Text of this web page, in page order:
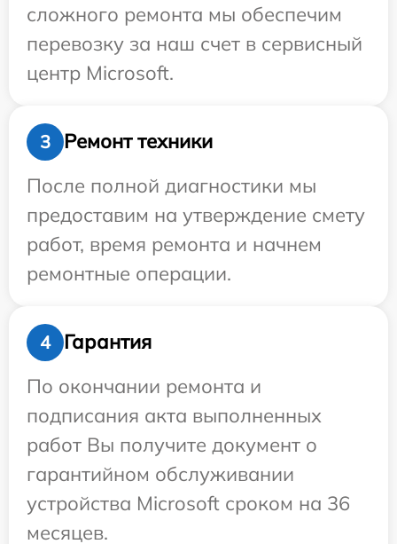
сложного ремонта мы обеспечим
перевозку за наш счет в сервисный
центр Microsoft.
3
Ремонт техники
После полной диагностики мы
предоставим на утверждение смету
работ, время ремонта и начнем
ремонтные операции.
4
Гарантия
По окончании ремонта и
подписания акта выполненных
работ Вы получите документ о
гарантийном обслуживании
устройства Microsoft сроком на 36
месяцев.